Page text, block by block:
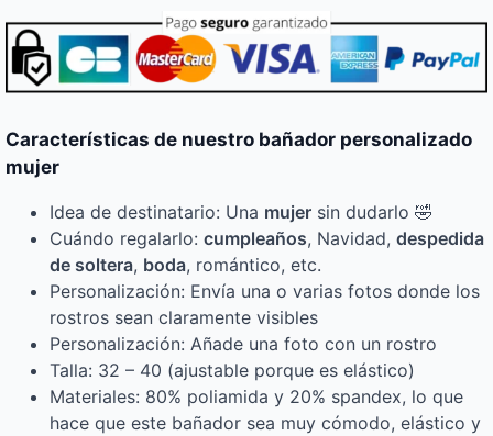
Características de nuestro bañador personalizado
mujer
Idea de destinatario: Una mujer sin dudarlo 🤣
Cuándo regalarlo: cumpleaños, Navidad, despedida
de soltera, boda, romántico, etc.
Personalización: Envía una o varias fotos donde los
rostros sean claramente visibles
Personalización: Añade una foto con un rostro
Talla: 32 – 40 (ajustable porque es elástico)
Materiales: 80% poliamida y 20% spandex, lo que
hace que este bañador sea muy cómodo, elástico y